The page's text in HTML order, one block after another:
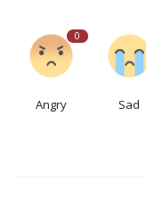
0
Angry Sad